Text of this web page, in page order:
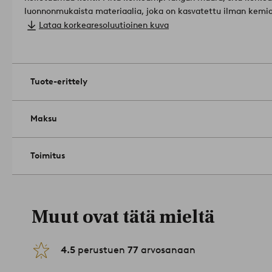
luonnonmukaista materiaalia, joka on kasvatettu ilman
muuntogeenisiä eliöitä.
Materiaali: 100% Puuvilla.
alalla. Mitä suurempi langantiheys, sitä laadukkaampi
valkaisuainetta. Rumpukuivaa keskilämmöllä. Silitys
Lataa korkearesoluutioinen kuva
Tuote-erittely
Maksu
Toimitus
Muut ovat tätä mieltä
4.5 perustuen 77 arvosanaan